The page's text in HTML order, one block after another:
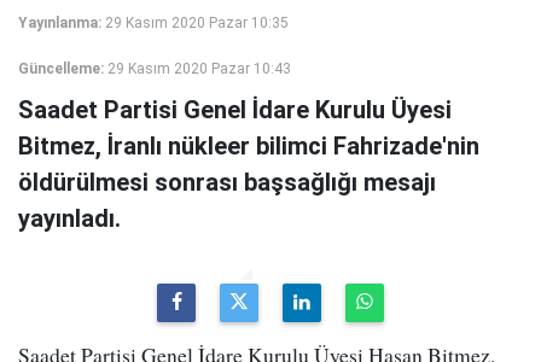
Yayınlanma: 29 Kasım 2020 Pazar 10:35
Güncelleme: 29 Kasım 2020 Pazar 10:43
Saadet Partisi Genel İdare Kurulu Üyesi
Bitmez, İranlı nükleer bilimci Fahrizade'nin
öldürülmesi sonrası başsağlığı mesajı
yayınladı.
Saadet Partisi Genel İdare Kurulu Üyesi Hasan Bitmez,